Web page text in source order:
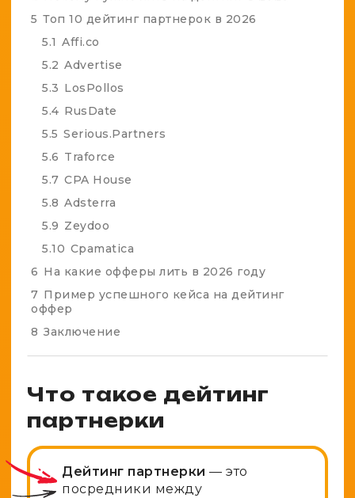
5 Топ 10 дейтинг партнерок в 2026
5.1 Affi.co
5.2 Advertise
5.3 LosPollos
5.4 RusDate
5.5 Serious.Partners
5.6 Traforce
5.7 CPA House
5.8 Adsterra
5.9 Zeydoo
5.10 Cpamatica
6 На какие офферы лить в 2026 году
7 Пример успешного кейса на дейтинг
оффер
8 Заключение
Что такое дейтинг
партнерки
Дейтинг партнерки — это
посредники между